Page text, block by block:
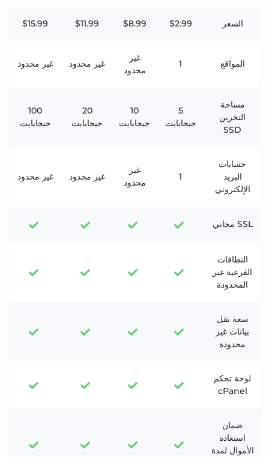
السعر $2.99
$8.99
$11.99
$15.99
المواقع 1
غير
محدود
غير محدود غير محدود
مساحة
التخزين
SSD
5
جيجابايت
10
جيجابايت
20
جيجابايت
100
جيجابايت
حسابات
البريد
الإلكتروني
1
غير
محدود
غير محدود غير محدود
SSL مجاني
النطاقات
الفرعية غير
المحدودة
سعة نقل
بيانات غير
محدودة
لوحة تحكم
cPanel
ضمان
استعادة
الأموال لمدة